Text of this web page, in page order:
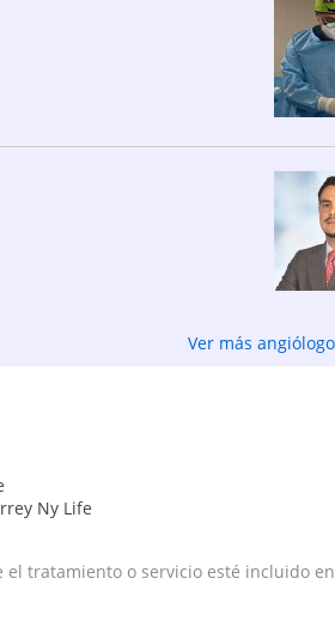
Ver más
Ny Life
tratamiento o servicio esté incluido